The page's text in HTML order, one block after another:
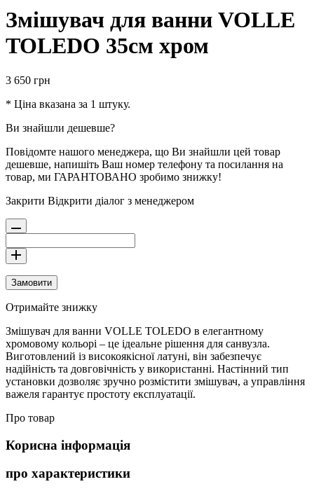
Змішувач для ванни VOLLE
TOLEDO 35см хром
3 650 грн
* Ціна вказана за 1 штуку.
Ви знайшли дешевше?
Повідомте нашого менеджера, що Ви знайшли цей товар
дешевше, напишіть Ваш номер телефону та посилання на
товар, ми ГАРАНТОВАНО зробимо знижку!
Закрити Відкрити діалог з менеджером
Замовити
Отримайте знижку
Змішувач для ванни VOLLE TOLEDO в елегантному
хромовому кольорі – це ідеальне рішення для санвузла.
Виготовлений із високоякісної латуні, він забезпечує
надійність та довговічність у використанні. Настінний тип
установки дозволяє зручно розмістити змішувач, а управління
важеля гарантує простоту експлуатації.
Про товар
Корисна інформація
про характеристики